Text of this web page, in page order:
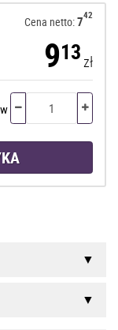
Cena netto:742
913 zł